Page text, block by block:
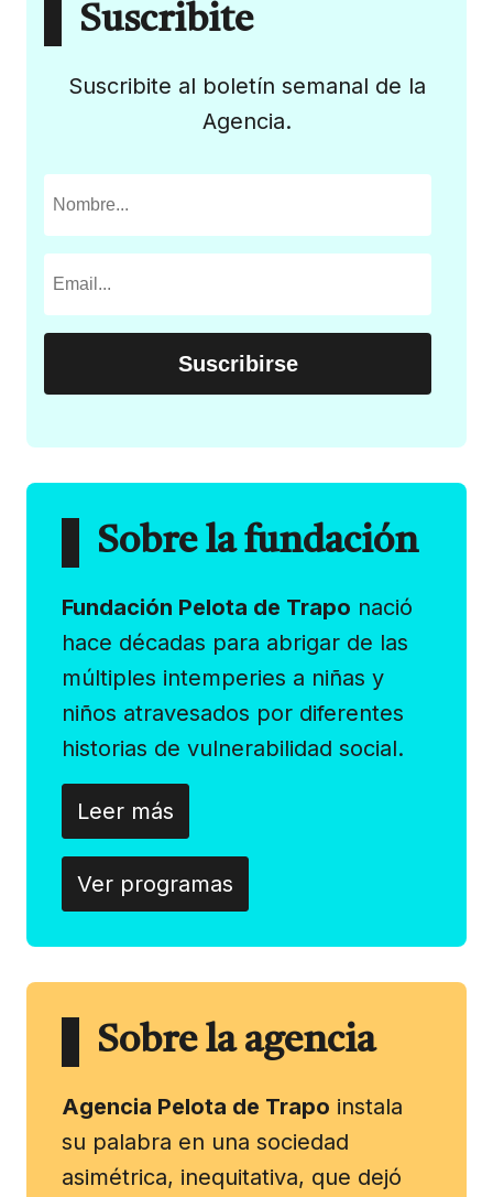
Suscribite
Suscribite al boletín semanal de la
Agencia.
Sobre la fundación
Fundación Pelota de Trapo nació
hace décadas para abrigar de las
múltiples intemperies a niñas y
niños atravesados por diferentes
historias de vulnerabilidad social.
Leer más
Ver programas
Sobre la agencia
Agencia Pelota de Trapo instala
su palabra en una sociedad
asimétrica, inequitativa, que dejó